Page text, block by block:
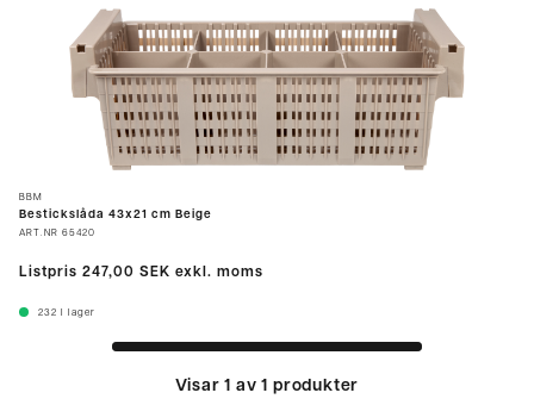
BBM
Bestickslåda 43x21 cm Beige
ART.NR 65420
Listpris 247,00 SEK exkl. moms
232 I lager
Visar 1 av 1 produkter